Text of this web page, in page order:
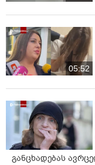
05:52
განცხადებას